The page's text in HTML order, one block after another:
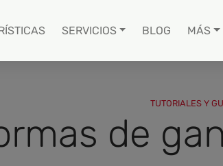
SERVICIOS BLOG MÁS
TUTORIALES Y
de